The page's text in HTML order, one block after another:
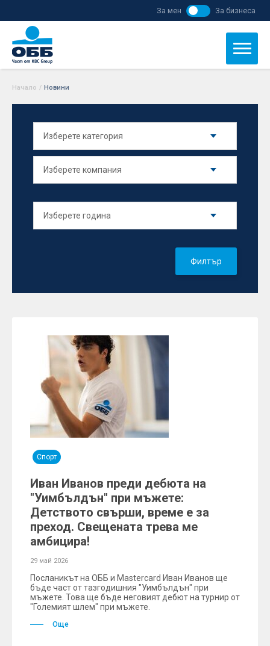
За мен За бизнеса
Начало / Новини
Филтър
Спорт
Иван Иванов преди дебюта на
"Уимбълдън" при мъжете:
Детството свърши, време е за
преход. Свещената трева ме
амбицира!
29 май 2026
Посланикът на ОББ и Mastercard Иван Иванов ще
бъде част от тазгодишния "Уимбълдън" при
мъжете. Това ще бъде неговият дебют на турнир от
"Големият шлем" при мъжете.
Още